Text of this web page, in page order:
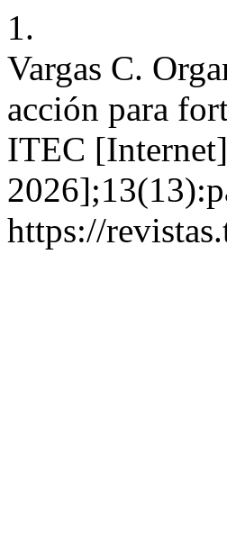
1.
Vargas C.
acción para
ITEC
https://